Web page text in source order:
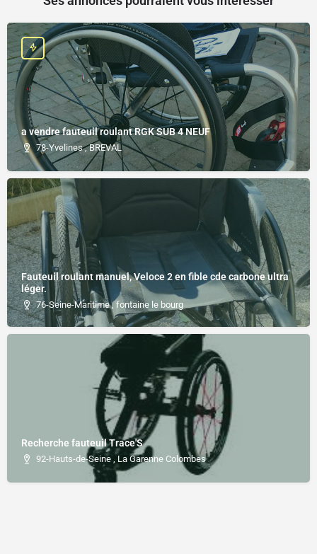
a vendre fauteuil roulant RGK SUB 4 NEUF
78-Yvelines , BREVAL
Fauteuil roulant manuel, Veloce 2 en fible cde carbone ultra
léger.
76-Seine-Maritime , fontaine le bourg
Recherche fauteuil Trace'S
92-Hauts-de-Seine , La Garenne Colombes